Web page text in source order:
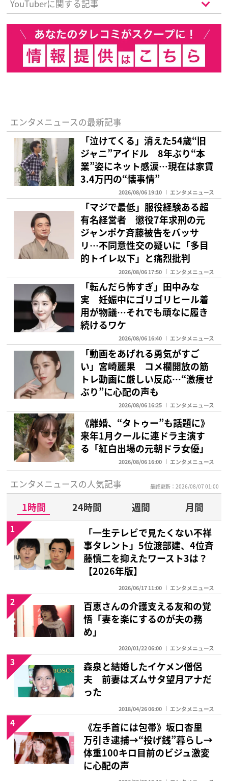
YouTuberに関する記事
エンタメニュースの最新記事
「泣けてくる」消えた54歳“旧
ジャニ”アイドル 8年ぶり“本
業”姿にネット感涙…現在は家賃
3.4万円の“懐事情”
2026/08/06 19:10 エンタメニュース
「マジで最低」服役経験ある超
有名経営者 懲役7年求刑の元
ジャンポケ斉藤被告をバッサ
リ…不同意性交の疑いに「多目
的トイレ以下」と痛烈批判
2026/08/06 17:50 エンタメニュース
「転んだら怖すぎ」田中みな
実 妊娠中にゴリゴリヒール着
用が物議…それでも頑なに履き
続けるワケ
2026/08/06 16:40 エンタメニュース
「動画をあげれる勇気がすご
い」宮崎麗果 コメ欄開放の筋
トレ動画に厳しい反応…“激痩せ
ぶり”に心配の声も
2026/08/06 16:25 エンタメニュース
《離婚、“タトゥー”も話題に》
来年1月クールに連ドラ主演す
る「紅白出場の元朝ドラ女優」
2026/08/06 16:00 エンタメニュース
エンタメニュースの人気記事 最終更新：2026/08/07 01:00
1時間 24時間 週間
月間
「一生テレビで見たくない不祥
事タレント」5位渡部建、4位斉
藤慎二を抑えたワースト3は？
【2026年版】
2026/06/17 11:00 エンタメニュース
1
百恵さんの介護支える友和の覚
悟「妻を楽にするのが夫の務
め」
2020/01/22 06:00 エンタメニュース
2
森泉と結婚したイケメン僧侶
夫 前妻はズムサタ望月アナだ
った
2018/04/26 06:00 エンタメニュース
3
《左手首には包帯》坂口杏里
万引き逮捕→“投げ銭”暮らし→
体重100キロ目前のビジュ激変
に心配の声
4